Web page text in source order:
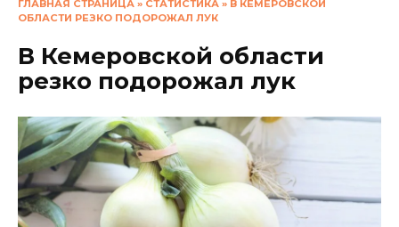
ГЛАВНАЯ СТРАНИЦА » СТАТИСТИКА » В КЕМЕРОВСКОЙ
ОБЛАСТИ РЕЗКО ПОДОРОЖАЛ ЛУК
В Кемеровской области
резко подорожал лук